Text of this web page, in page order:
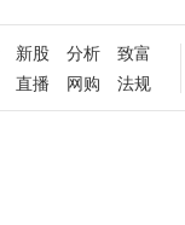
新股 分析
致富
直播 网购 法规